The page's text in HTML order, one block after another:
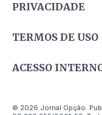
PRIVACIDADE
TERMOS DE USO
ACESSO
© 2026 Jornal Opção.